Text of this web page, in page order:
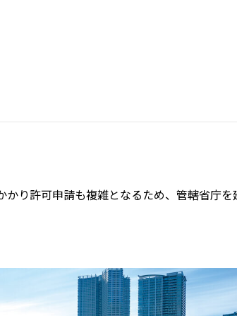
り許可申請も複雑となるため、管轄省庁